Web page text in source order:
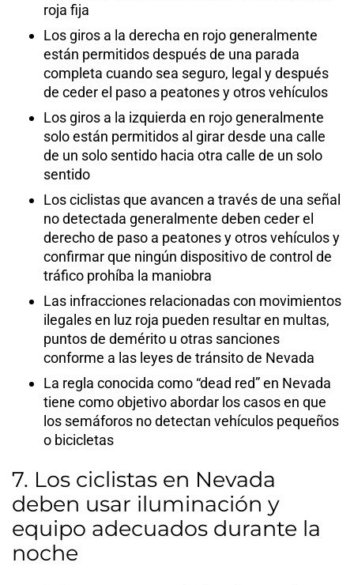
roja fija
Los giros a la derecha en rojo generalmente
están permitidos después de una parada
completa cuando sea seguro, legal y después
de ceder el paso a peatones y otros vehículos
Los giros a la izquierda en rojo generalmente
solo están permitidos al girar desde una calle
de un solo sentido hacia otra calle de un solo
sentido
Los ciclistas que avancen a través de una señal
no detectada generalmente deben ceder el
derecho de paso a peatones y otros vehículos y
confirmar que ningún dispositivo de control de
tráfico prohíba la maniobra
Las infracciones relacionadas con movimientos
ilegales en luz roja pueden resultar en multas,
puntos de demérito u otras sanciones
conforme a las leyes de tránsito de Nevada
La regla conocida como “dead red” en Nevada
tiene como objetivo abordar los casos en que
los semáforos no detectan vehículos pequeños
o bicicletas
7. Los ciclistas en Nevada
deben usar iluminación y
equipo adecuados durante la
noche